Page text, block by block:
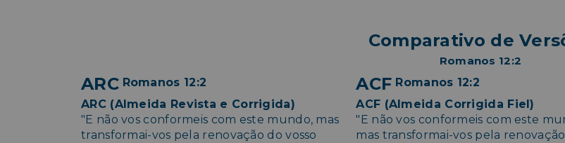
Comparativo de
Romanos 12:2
ARC Romanos 12:2
ARC (Almeida Revista e Corrigida)
"E não vos conformeis com este mundo, mas
transformai-vos pela renovação do vosso
ACF Romanos 12:2
ACF (Almeida Corrigida Fiel)
"E não vos conformeis com este
mas transformai-vos pela